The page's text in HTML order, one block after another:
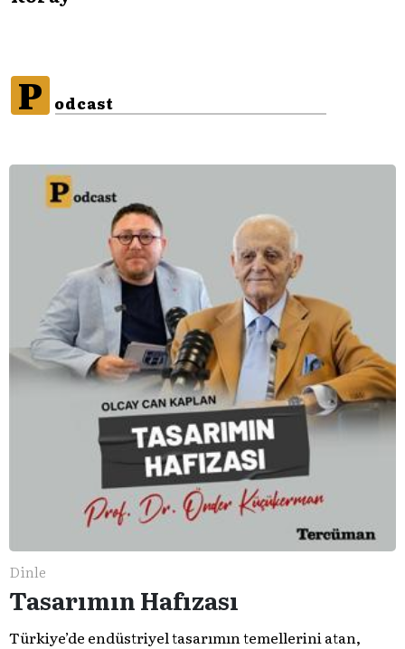
P odcast
Dinle
Tasarımın Hafızası
Türkiye’de endüstriyel tasarımın temellerini atan,